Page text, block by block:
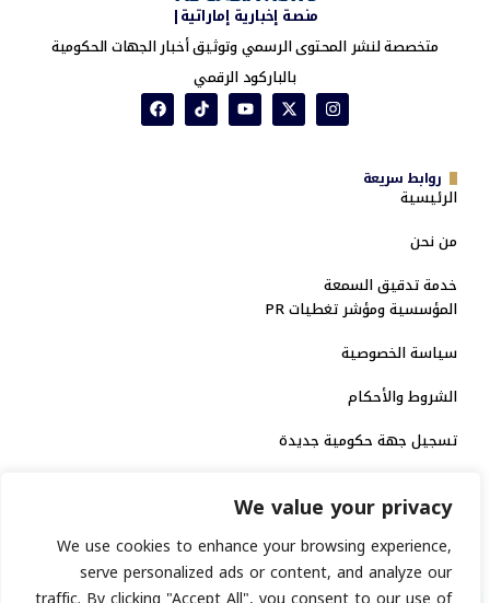
We value your privacy
We use cookies to enhance your browsing experience,
serve personalized ads or content, and analyze our
منصة إخبارية إماراتية|
متخصصة لنشر المحتوى الرسمي وتوثيق أخبار الجهات الحكومية
بالباركود الرقمي
روابط سريعة
الرئيسية
من نحن
خدمة تدقيق السمعة
المؤسسية ومؤشر تغطيات PR
سياسة الخصوصية
الشروط والأحكام
تسجيل جهة حكومية جديدة
الاعتماد الرسمي
منصة إخبارية مرخصة
انشر خبرك